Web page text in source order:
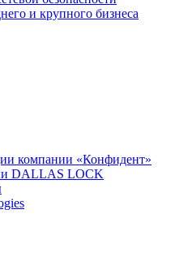
и крупного бизнеса
компании «Конфидент»
DALLAS LOCK